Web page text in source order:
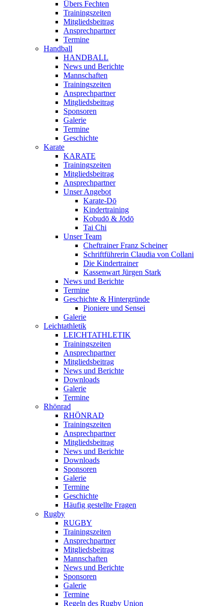
Übers Fechten
Trainingszeiten
Mitgliedsbeitrag
Ansprechpartner
Termine
Handball
HANDBALL
News und Berichte
Mannschaften
Trainingszeiten
Ansprechpartner
Mitgliedsbeitrag
Sponsoren
Galerie
Termine
Geschichte
Karate
KARATE
Trainingszeiten
Mitgliedsbeitrag
Ansprechpartner
Unser Angebot
Karate-Dō
Kindertraining
Kobudō & Jōdō
Tai Chi
Unser Team
Cheftrainer Franz Scheiner
Schriftführerin Claudia von Collani
Die Kindertrainer
Kassenwart Jürgen Stark
News und Berichte
Termine
Geschichte & Hintergründe
Pioniere und Sensei
Galerie
Leichtathletik
LEICHTATHLETIK
Trainingszeiten
Ansprechpartner
Mitgliedsbeitrag
News und Berichte
Downloads
Galerie
Termine
Rhönrad
RHÖNRAD
Trainingszeiten
Ansprechpartner
Mitgliedsbeitrag
News und Berichte
Downloads
Sponsoren
Galerie
Termine
Geschichte
Häufig gestellte Fragen
Rugby
RUGBY
Trainingszeiten
Ansprechpartner
Mitgliedsbeitrag
Mannschaften
News und Berichte
Sponsoren
Galerie
Termine
Regeln des Rugby Union